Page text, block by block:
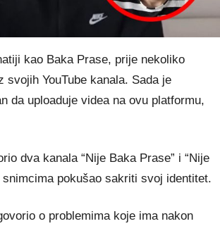
kao Baka Prase, prije nekoliko
svojih YouTube kanala. Sada je
da uploaduje videa na ovu platformu,
dva kanala “Nije Baka Prase” i “Nije
snimcima pokušao sakriti svoj identitet.
o problemima koje ima nakon